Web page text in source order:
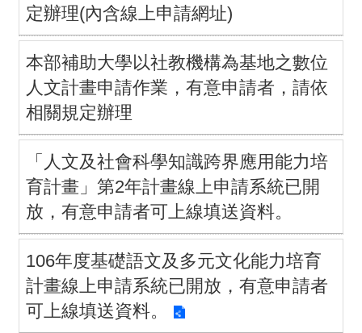
計
請
計
成
果
最
新
訊
息
定辦理(內含線上申請網址)
本部補助大學以社教機構為基地之數位
人文計畫申請作業，有意申請者，請依
相關規定辦理
「人文及社會科學知識跨界應用能力培
育計畫」第2年計畫線上申請系統已開
放，有意申請者可上線填送資料。
106年度基礎語文及多元文化能力培育
計畫線上申請系統已開放，有意申請者
可上線填送資料。